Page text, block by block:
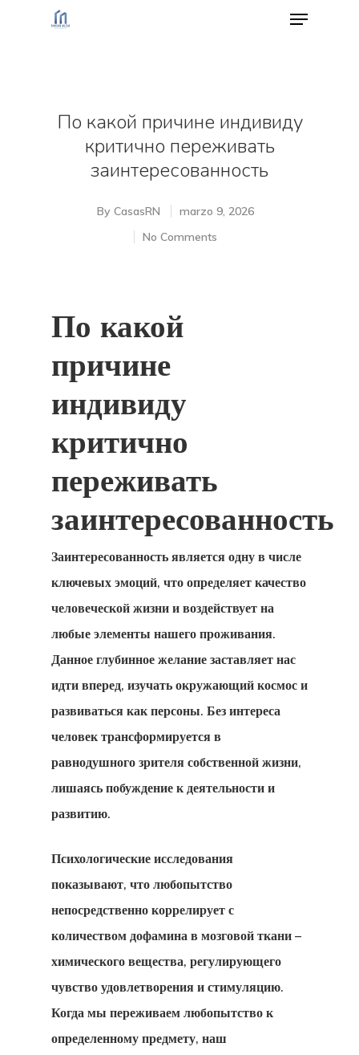
По какой причине индивиду
критично переживать
заинтересованность
By CasasRN
marzo 9, 2026
No Comments
По какой
причине
индивиду
критично
переживать
заинтересованность
Заинтересованность является одну в числе
ключевых эмоций, что определяет качество
человеческой жизни и воздействует на
любые элементы нашего проживания.
Данное глубинное желание заставляет нас
идти вперед, изучать окружающий космос и
развиваться как персоны. Без интереса
человек трансформируется в
равнодушного зрителя собственной жизни,
лишаясь побуждение к деятельности и
развитию.
Психологические исследования
показывают, что любопытство
непосредственно коррелирует с
количеством дофамина в мозговой ткани –
химического вещества, регулирующего
чувство удовлетворения и стимуляцию.
Когда мы переживаем любопытство к
определенному предмету, наш